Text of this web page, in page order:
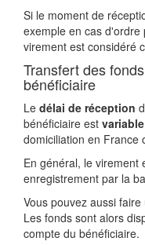
Si le moment de
exemple en cas
virement est considéré
Transfert des
bénéficiaire
Le délai de réception
bénéficiaire est variable
domiciliation en France
En général, le virement
enregistrement par la
Vous pouvez aussi faire
Les fonds sont alors
compte du bénéficiaire.